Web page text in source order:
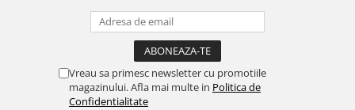
Vreau sa primesc newsletter cu promotiile
magazinului. Afla mai multe in Politica de
Confidentialitate